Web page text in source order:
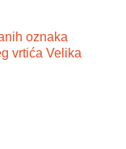
oznaka
vrtića Velika